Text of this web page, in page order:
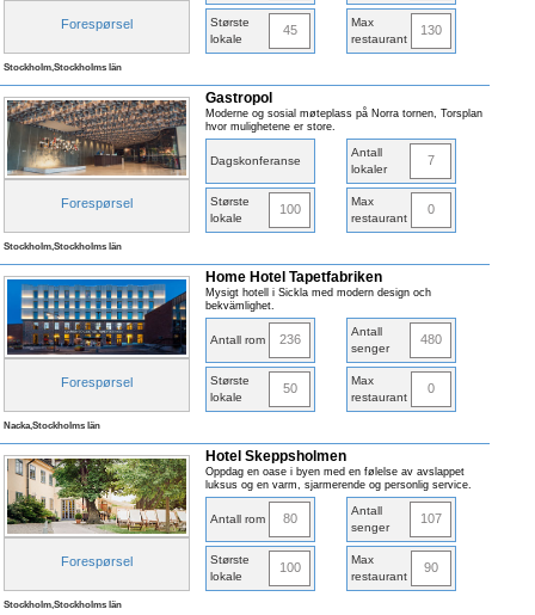
Forespørsel
Største
lokale
45
Max
restaurant
130
Stockholm,Stockholms län
Forespørsel
Gastropol
Moderne og sosial møteplass på Norra tornen, Torsplan
hvor mulighetene er store.
Dagskonferanse
Antall
lokaler
7
Største
lokale
100
Max
restaurant
0
Stockholm,Stockholms län
Forespørsel
Home Hotel Tapetfabriken
Mysigt hotell i Sickla med modern design och
bekvämlighet.
Antall rom 236
Antall
senger
480
Største
lokale
50
Max
restaurant
0
Nacka,Stockholms län
Forespørsel
Hotel Skeppsholmen
Oppdag en oase i byen med en følelse av avslappet
luksus og en varm, sjarmerende og personlig service.
Antall rom 80
Antall
senger
107
Største
lokale
100
Max
restaurant
90
Stockholm,Stockholms län